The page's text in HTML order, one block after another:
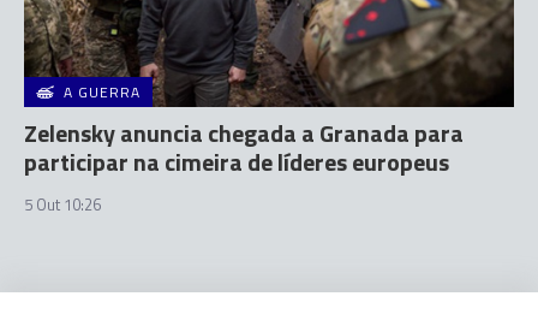
A GUERRA
Zelensky anuncia chegada a Granada para
participar na cimeira de líderes europeus
5 Out 10:26